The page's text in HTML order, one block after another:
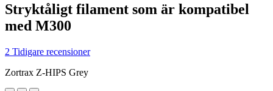
Stryktåligt filament som är kompatibel
med M300
2 Tidigare recensioner
Zortrax Z-HIPS Grey